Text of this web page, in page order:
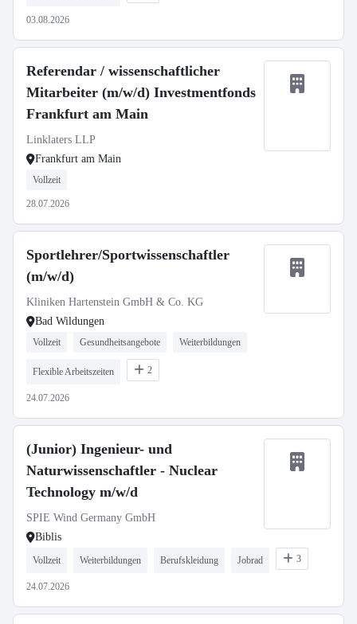
03.08.2026
Referendar / wissenschaftlicher
Mitarbeiter (m/w/d) Investmentfonds
Frankfurt am Main
Linklaters LLP
Frankfurt am Main
Vollzeit
28.07.2026
Sportlehrer/Sportwissenschaftler
(m/w/d)
Kliniken Hartenstein GmbH & Co. KG
Bad Wildungen
Vollzeit Gesundheitsangebote Weiterbildungen
Flexible Arbeitszeiten 2
24.07.2026
(Junior) Ingenieur- und
Naturwissenschaftler - Nuclear
Technology m/w/d
SPIE Wind Germany GmbH
Biblis
Vollzeit Weiterbildungen Berufskleidung Jobrad 3
24.07.2026